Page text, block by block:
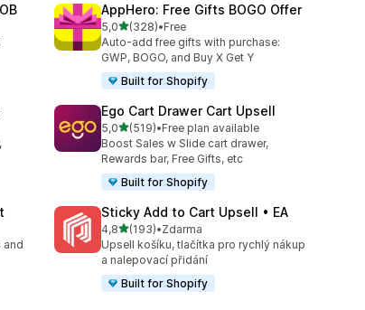
AppHero: Free Gifts BOGO Offer
5,0z 5 hvězd
(328)
Celkový počet recenzí: 328
•Free
Auto-add free gifts with purchase:
GWP, BOGO, and Buy X Get Y
Built for Shopify
Ego Cart Drawer Cart Upsell
5,0z 5 hvězd
(519)
Celkový počet recenzí: 519
•Free plan available
Boost Sales w Slide cart drawer,
Rewards bar, Free Gifts, etc
Built for Shopify
and
Sticky Add to Cart Upsell • EA
4,8z 5 hvězd
(193)
Celkový počet recenzí: 193
•Zdarma
Upsell košíku, tlačítka pro rychlý nákup
a nalepovací přidání
Built for Shopify